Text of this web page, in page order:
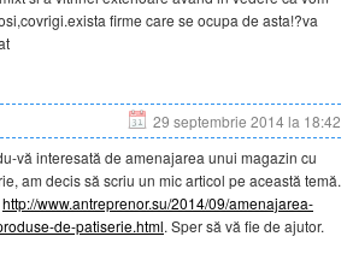
firme care se ocupa de asta!?va
29 septembrie 2014 la 18:42
vă interesată de amenajarea unui magazin cu
am decis să scriu un mic articol pe această temă.
http://www.antreprenor.su/2014/09/amenajarea-
de-patiserie.html. Sper să vă fie de ajutor.